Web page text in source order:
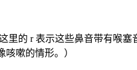
这里的 r 表示这些鼻音带有喉
咳嗽的情形。）